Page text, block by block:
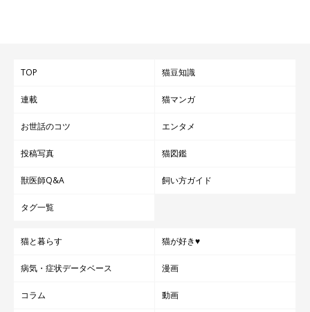
TOP 猫豆知識
連載 猫マンガ
お世話のコツ エンタメ
投稿写真 猫図鑑
獣医師Q&A 飼い方ガイド
タグ一覧
猫と暮らす 猫が好き♥
病気・症状データベース 漫画
コラム 動画